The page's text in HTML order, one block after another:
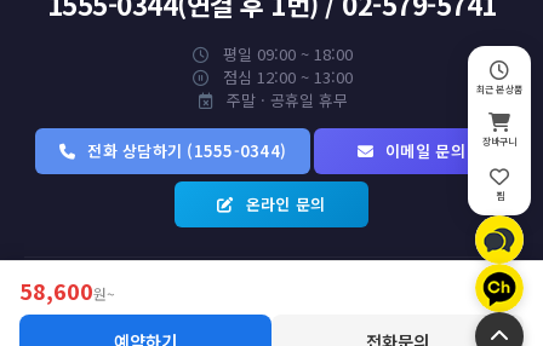
58,600원~
예약하기 전화문의
평일 09:00 ~ 18:00
점심 12:00 ~ 13:00
주말 · 공휴일 휴무
전화 상담하기 (1555-0344) 이메일 문의
온라인 문의
최근 본 상품
장바구니
찜